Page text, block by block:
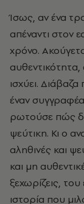
Ίσως, αν ένα
απέναντι στον
χρόνο.
ισχύει.
έναν
ρωτούσε πώς
ψεύτικη. Κι ο
αληθινές και
και μη
ξεχωρίζεις,
ιστορία που